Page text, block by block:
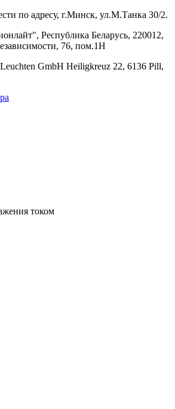
по адресу, г.Минск, ул.М.Танка 30/2.
Республика Беларусь, 220012,
76, пом.1Н
GmbH Heiligkreuz 22, 6136 Pill,
током